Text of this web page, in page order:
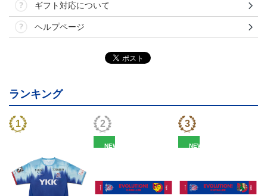
ギフト対応について
ヘルプページ
ランキング
NEW NEW